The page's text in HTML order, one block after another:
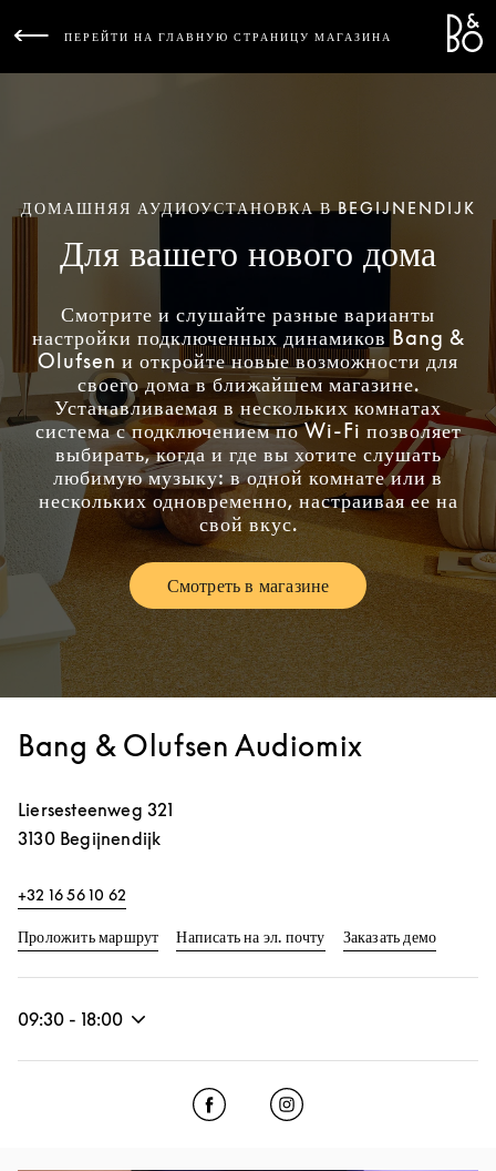
ПЕРЕЙТИ НА ГЛАВНУЮ СТРАНИЦУ МАГАЗИНА
ДОМАШНЯЯ АУДИОУСТАНОВКА В BEGIJNENDIJK
Для вашего нового дома
Смотрите и слушайте разные варианты
настройки подключенных динамиков Bang &
Olufsen и откройте новые возможности для
своего дома в ближайшем магазине.
Устанавливаемая в нескольких комнатах
система с подключением по Wi-Fi позволяет
выбирать, когда и где вы хотите слушать
любимую музыку: в одной комнате или в
нескольких одновременно, настраивая ее на
свой вкус.
Смотреть в магазинеLink Opens in New Tab
Bang & Olufsen Audiomix
Liersesteenweg 321
3130 Begijnendijk
+32 16 56 10 62
Проложить маршрутLink Opens in New Tab
Написать на эл. почту Заказать демо
09:30 - 18:00
Click to open Facebook
Link Opens in New Tab
Click to open Instagram
Link Opens in New Tab